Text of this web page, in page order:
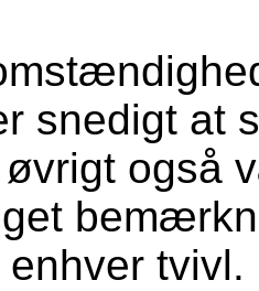
snedigt at
øvrigt også
tvivl.